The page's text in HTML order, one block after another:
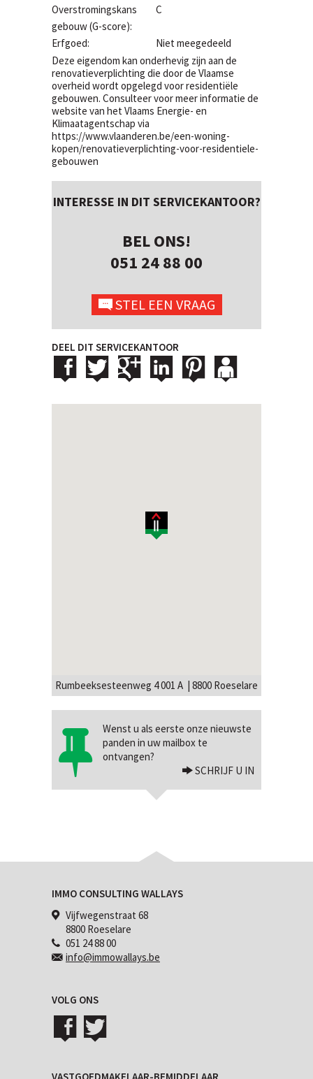
Overstromingskans
gebouw (G-score):
C
Erfgoed:
Niet meegedeeld
Deze eigendom kan onderhevig zijn aan de
renovatieverplichting die door de Vlaamse
overheid wordt opgelegd voor residentiële
gebouwen. Consulteer voor meer informatie de
website van het Vlaams Energie- en
Klimaatagentschap via
https://www.vlaanderen.be/een-woning-
kopen/renovatieverplichting-voor-residentiele-
gebouwen
INTERESSE IN DIT SERVICEKANTOOR?
BEL ONS!
051 24 88 00
STEL EEN VRAAG
DEEL DIT SERVICEKANTOOR
Rumbeeksesteenweg 4 001 A | 8800 Roeselare
Wenst u als eerste onze nieuwste
panden in uw mailbox te
ontvangen?
SCHRIJF U IN
IMMO CONSULTING WALLAYS
Vijfwegenstraat 68
8800 Roeselare
051 24 88 00
info@immowallays.be
VOLG ONS